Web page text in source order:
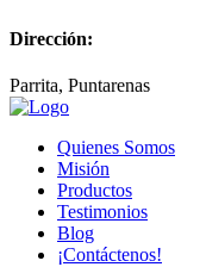
Dirección:
Parrita, Puntarenas
Quienes Somos
Misión
Productos
Testimonios
Blog
¡Contáctenos!